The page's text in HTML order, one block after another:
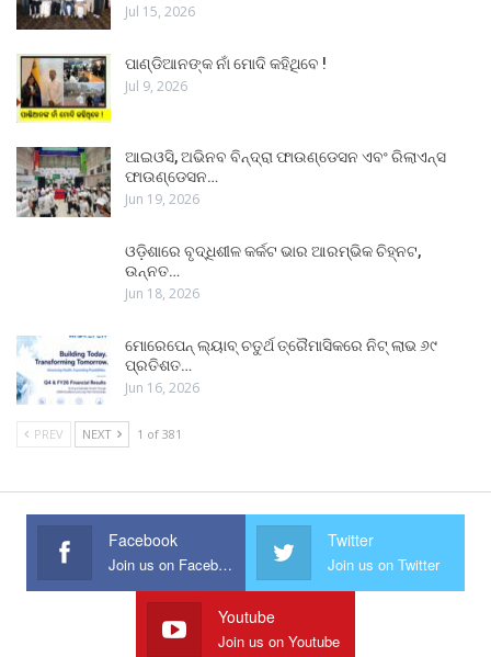
Jul 15, 2026
ପାଣ୍ଡିଆନଙ୍କ ନାଁ ମୋଦି କହିଥିବେ !
Jul 9, 2026
ଆଇଓସି, ଅଭିନବ ବିନ୍ଦ୍ରା ଫାଉଣ୍ଡେସନ ଏବଂ ରିଲାଏନ୍ସ
ଫାଉଣ୍ଡେସନ…
Jun 19, 2026
ଓଡ଼ିଶାରେ ବୃଦ୍ଧିଶୀଳ କର୍କଟ ଭାର ଆରମ୍ଭିକ ଚିହ୍ନଟ,
ଉନ୍ନତ…
Jun 18, 2026
ମୋରେପେନ୍ ଲ୍ୟାବ୍ ଚତୁର୍ଥ ତ୍ରୈମାସିକରେ ନିଟ୍ ଲାଭ ୬୯
ପ୍ରତିଶତ…
Jun 16, 2026
PREV NEXT 1 of 381
Facebook
Join us on Facebook
Twitter
Join us on Twitter
Youtube
Join us on Youtube